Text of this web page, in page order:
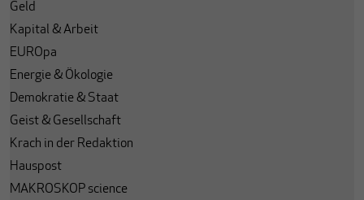
Geld
Kapital & Arbeit
EUROpa
Energie & Ökologie
Demokratie & Staat
Geist & Gesellschaft
Krach in der Redaktion
Hauspost
MAKROSKOP science